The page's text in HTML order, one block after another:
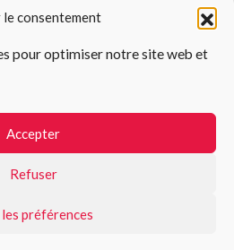
le consentement
pour optimiser notre site web et
Accepter
Refuser
préférences
Réunion